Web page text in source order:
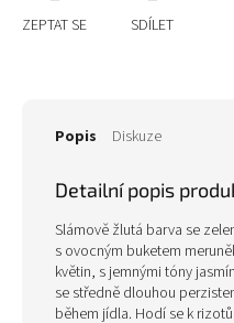
ZEPTAT SE SDÍLET
Popis Diskuze
Detailní popis
Slámově žlutá barva se
s ovocným buketem
květin, s jemnými tóny
se středně dlouhou
během jídla. Hodí se k